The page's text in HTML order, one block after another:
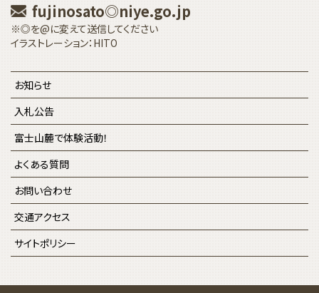
fujinosato◎niye.go.jp
※◎を@に変えて送信してください
イラストレーション：HITO
お知らせ
入札公告
富士山麓で体験活動！
よくある質問
お問い合わせ
交通アクセス
サイトポリシー